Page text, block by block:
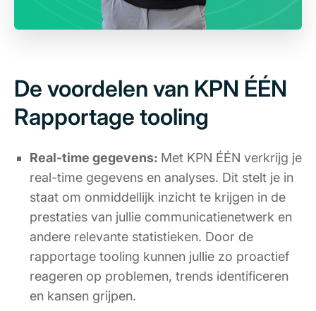
De voordelen van KPN ÉÉN
Rapportage tooling
Real-time gegevens: Met KPN ÉÉN verkrijg je
real-time gegevens en analyses. Dit stelt je in
staat om onmiddellijk inzicht te krijgen in de
prestaties van jullie communicatienetwerk en
andere relevante statistieken. Door de
rapportage tooling kunnen jullie zo proactief
reageren op problemen, trends identificeren
en kansen grijpen.